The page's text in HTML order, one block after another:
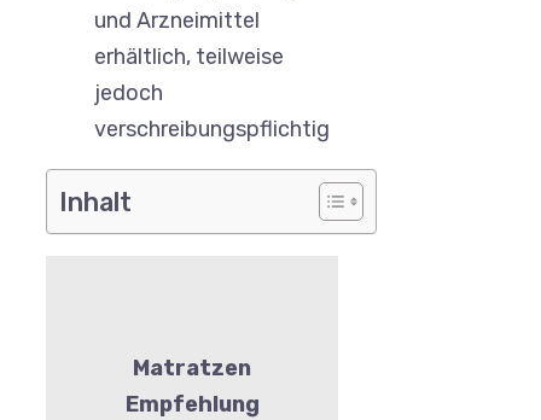
und Arzneimittel
erhältlich, teilweise
jedoch
verschreibungspflichtig
Inhalt
Matratzen
Empfehlung